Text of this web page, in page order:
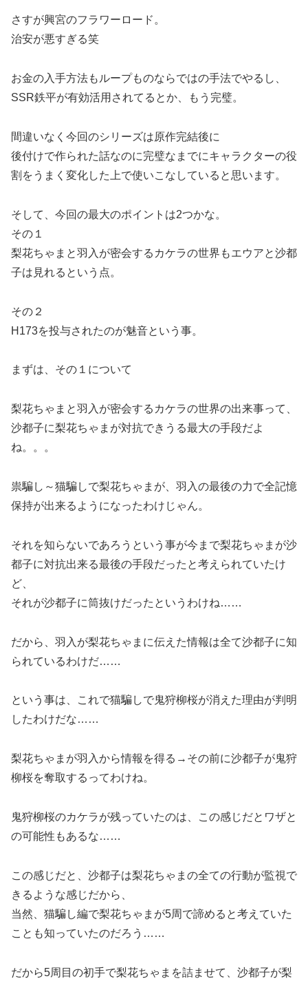
さすが興宮のフラワーロード。
治安が悪すぎる笑
お金の入手方法もループものならではの手法でやるし、
SSR鉄平が有効活用されてるとか、もう完璧。
間違いなく今回のシリーズは原作完結後に
後付けで作られた話なのに完璧なまでにキャラクターの役
割をうまく変化した上で使いこなしていると思います。
そして、今回の最大のポイントは2つかな。
その１
梨花ちゃまと羽入が密会するカケラの世界もエウアと沙都
子は見れるという点。
その２
H173を投与されたのが魅音という事。
まずは、その１について
梨花ちゃまと羽入が密会するカケラの世界の出来事って、
沙都子に梨花ちゃまが対抗できうる最大の手段だよ
ね。。。
祟騙し～猫騙しで梨花ちゃまが、羽入の最後の力で全記憶
保持が出来るようになったわけじゃん。
それを知らないであろうという事が今まで梨花ちゃまが沙
都子に対抗出来る最後の手段だったと考えられていたけ
ど、
それが沙都子に筒抜けだったというわけね……
だから、羽入が梨花ちゃまに伝えた情報は全て沙都子に知
られているわけだ……
という事は、これで猫騙しで鬼狩柳桜が消えた理由が判明
したわけだな……
梨花ちゃまが羽入から情報を得る→その前に沙都子が鬼狩
柳桜を奪取するってわけね。
鬼狩柳桜のカケラが残っていたのは、この感じだとワザと
の可能性もあるな……
この感じだと、沙都子は梨花ちゃまの全ての行動が監視で
きるような感じだから、
当然、猫騙し編で梨花ちゃまが5周で諦めると考えていた
ことも知っていたのだろう……
だから5周目の初手で梨花ちゃまを詰ませて、沙都子が梨